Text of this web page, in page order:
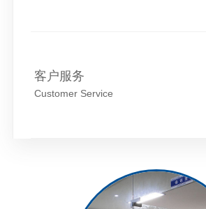
客户服务
Customer Service